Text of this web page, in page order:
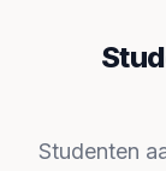
Studenten